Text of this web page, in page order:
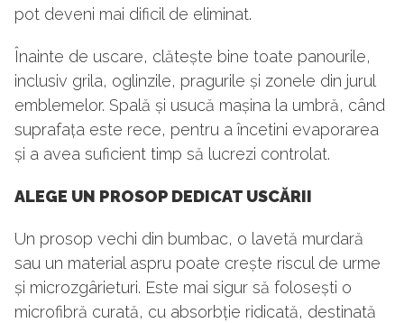
pot deveni mai dificil de eliminat.
Înainte de uscare, clătește bine toate panourile,
inclusiv grila, oglinzile, pragurile și zonele din jurul
emblemelor. Spală și usucă mașina la umbră, când
suprafața este rece, pentru a încetini evaporarea
și a avea suficient timp să lucrezi controlat.
ALEGE UN PROSOP DEDICAT USCĂRII
Un prosop vechi din bumbac, o lavetă murdară
sau un material aspru poate crește riscul de urme
și microzgârieturi. Este mai sigur să folosești o
microfibră curată, cu absorbție ridicată, destinată